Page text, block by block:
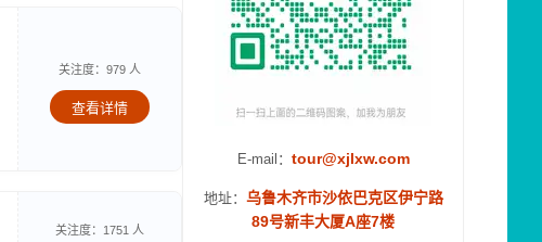
关注度：979 人
查看详情
关注度：1751 人
E-mail： tour@xjlxw.com
地址： 乌鲁木齐市沙依巴克区伊宁路
89号新丰大厦A座7楼